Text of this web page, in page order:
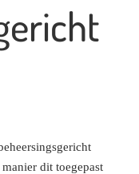
dit toegepast